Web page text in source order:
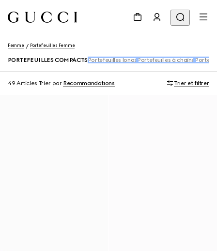
Femme Portefeuilles Femme
PORTEFEUILLES COMPACTS Portefeuilles longs Portefeuilles à chaîne Porte-
49 Articles Trier par Recommandations Trier et filtrer